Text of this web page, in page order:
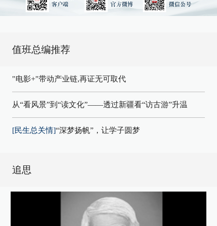
值班总编推荐
"电影+"带动产业链,再证无可取代
从“看风景”到“读文化”——透过新疆看“访古游”升温
[民生总关情]“深梦扬帆”，让学子圆梦
追思